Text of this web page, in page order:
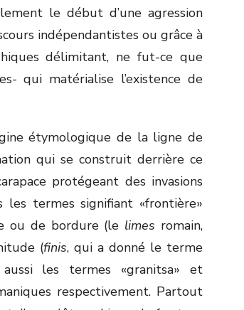
le début d’une agression
indépendantistes ou grâce à
délimitant, ne fut-ce que
qui matérialise l’existence de
étymologique de la ligne de
qui se construit derrière ce
protégeant des invasions
les termes signifiant «frontière»
ou de bordure (le limes romain,
(finis, qui a donné le terme
aussi les termes «granitsa» et
respectivement. Partout